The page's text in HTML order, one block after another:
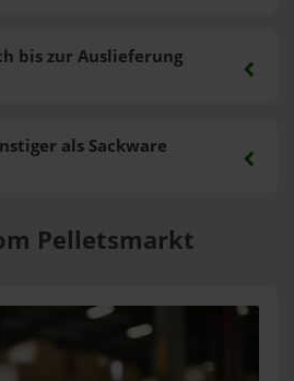
bis zur Auslieferung
als Sackware
Pelletsmarkt